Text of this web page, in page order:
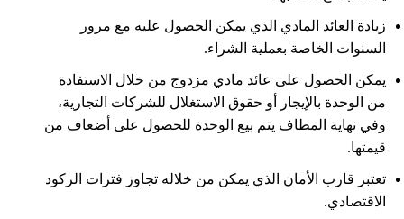
زيادة العائد المادي الذي يمكن الحصول عليه مع مرور
السنوات الخاصة بعملية الشراء.
يمكن الحصول على عائد مادي مزدوج من خلال الاستفادة
من الوحدة بالإيجار أو حقوق الاستغلال للشركات التجارية،
وفي نهاية المطاف يتم بيع الوحدة للحصول على أضعاف من
قيمتها.
تعتبر قارب الأمان الذي يمكن من خلاله تجاوز فترات الركود
الاقتصادي.